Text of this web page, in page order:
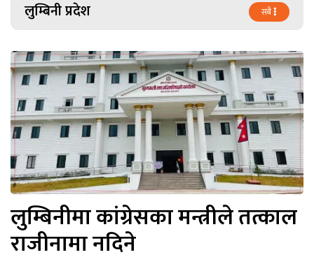
लुम्बिनी प्रदेश सबै
लुम्बिनीमा कांग्रेसका मन्त्रीले तत्काल
राजीनामा नदिने